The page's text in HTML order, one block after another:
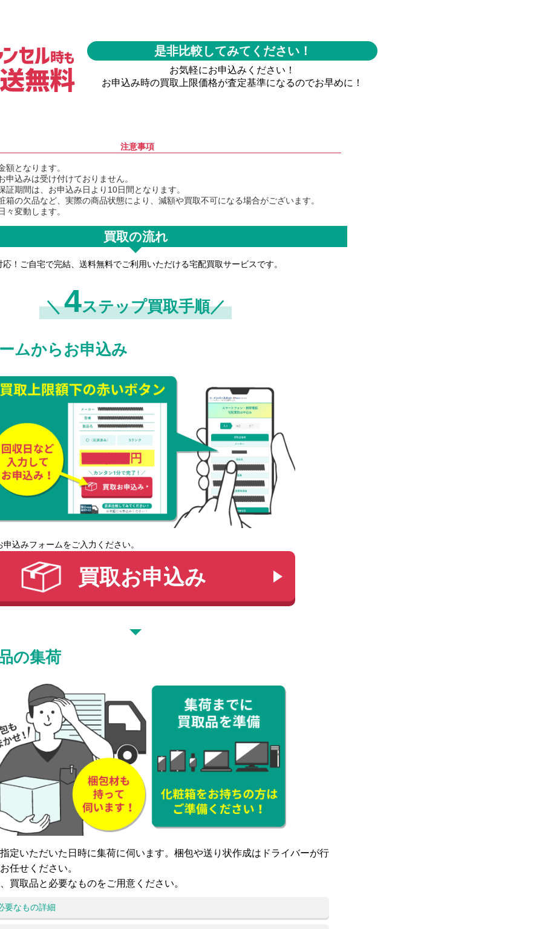
是非比較してみてください！
お気軽にお申込みください！
お申込み時の買取上限価格が査定基準になるのでお早めに！
注意事項
額となります。
申込みは受け付けておりません。
証期間は、お申込み日より10日間となります。
箱の欠品など、実際の商品状態により、減額や買取不可になる場合がございます。
々変動します。
買取の流れ
！ご自宅で完結、送料無料でご利用いただける宅配買取サービスです。
＼4ステップ買取手順／
ムからお申込み
込みフォームをご入力ください。
買取お申込み
の集荷
定いただいた日時に集荷に伺います。梱包や送り状作成はドライバーが行
任せください。
買取品と必要なものをご用意ください。
要なもの詳細